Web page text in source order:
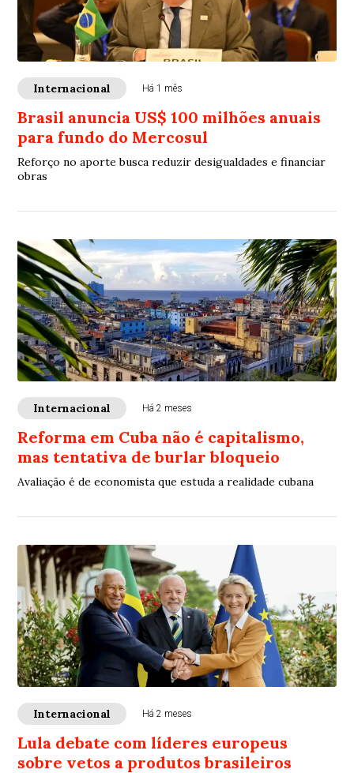
Internacional Há 1 mês
Brasil anuncia US$ 100 milhões anuais
para fundo do Mercosul
Reforço no aporte busca reduzir desigualdades e financiar
obras
Internacional Há 2 meses
Reforma em Cuba não é capitalismo,
mas tentativa de burlar bloqueio
Avaliação é de economista que estuda a realidade cubana
Internacional Há 2 meses
Lula debate com líderes europeus
sobre vetos a produtos brasileiros